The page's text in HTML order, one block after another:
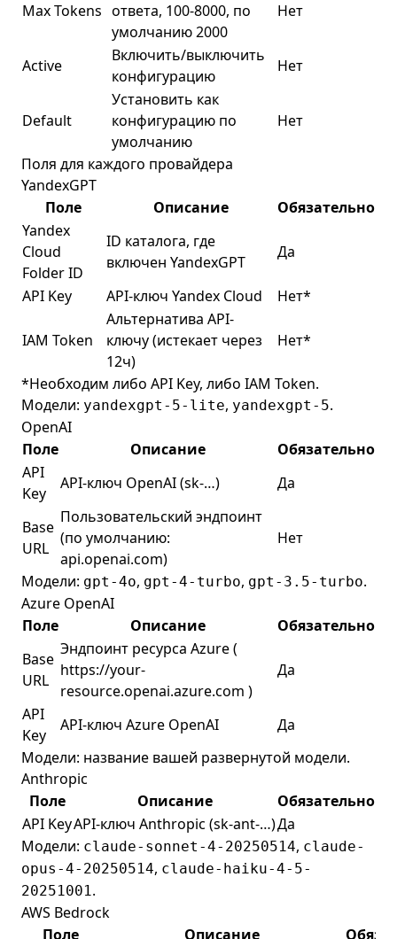
Max Tokens ответа, 100-8000, по
умолчанию 2000
Нет
Active
Включить/выключить
конфигурацию
Нет
Default
Установить как
конфигурацию по
умолчанию
Нет
Поля для каждого провайдера
YandexGPT
Поле
Описание
Обязательно
Yandex
Cloud
Folder ID
ID каталога, где
включен YandexGPT
Да
API Key API-ключ Yandex Cloud Нет*
IAM Token
Альтернатива API-
ключу (истекает через
12ч)
Нет*
*Необходим либо API Key, либо IAM Token.
Модели: yandexgpt-5-lite, yandexgpt-5.
OpenAI
Поле
Описание
Обязательно
API
Key
API-ключ OpenAI (sk-…) Да
Base
URL
Пользовательский эндпоинт
(по умолчанию:
api.openai.com)
Нет
Модели: gpt-4o, gpt-4-turbo, gpt-3.5-turbo.
Azure OpenAI
Поле
Описание
Обязательно
Base
URL
Эндпоинт ресурса Azure (
https://your-
resource.openai.azure.com )
Да
API
Key
API-ключ Azure OpenAI
Да
Модели: название вашей развернутой модели.
Anthropic
Поле
Описание
Обязательно
API KeyAPI-ключ Anthropic (sk-ant-…)Да
Модели: claude-sonnet-4-20250514, claude-
opus-4-20250514, claude-haiku-4-5-
20251001.
AWS Bedrock
Поле
Описание